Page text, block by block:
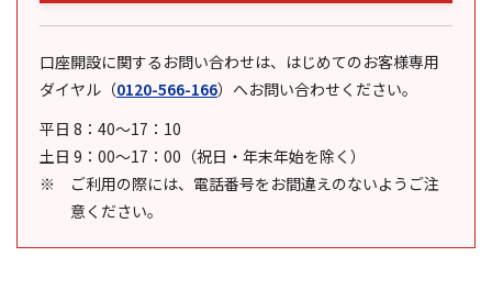
口座開設に関するお問い合わせは、はじめてのお客様専用
ダイヤル （0120-566-166） へお問い合わせください。
平日 8：40～17：10
土日 9：00～17：00（祝日・年末年始を除く）
ご利用の際には、電話番号をお間違えのないようご注
意ください。